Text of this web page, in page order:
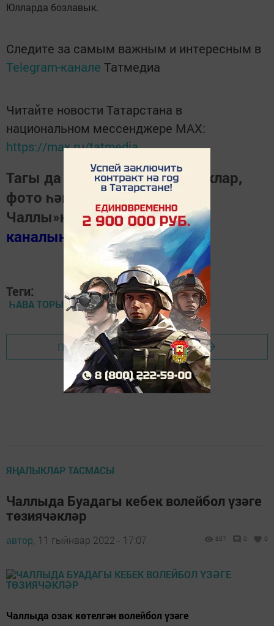
Юлларда бозлавык.
Следите за самым важным и интересным в
Telegram-канале Татмедиа
Читайте новости Татарстана в
национальном мессенджере MАХ:
https://max.ru/tatmedia
Тагы да кызыклырак яңалыклар,
фото һәм видеолар «Шәһри
Чаллы»ның MAX
каналында
(язылыгыз).
Теги:
ҺАВА ТОРЫШЫ
Перейти на страницу новости
ЯҢАЛЫКЛАР ТАСМАСЫ
Чаллыда Буадагы кебек волейбол үзәге
төзиячәкләр
автор, 11 гыйнвар 2022 - 17:07 807 0 0
Чаллыда озак көтелгән волейбол үзәге